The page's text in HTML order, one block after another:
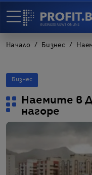
Начало Бизнес
Бизнес
Наемите в
нагоре